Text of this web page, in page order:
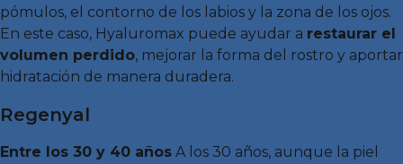
pómulos, el contorno de los labios y la zona de los ojos.
En este caso, Hyaluromax puede ayudar a restaurar el
volumen perdido, mejorar la forma del rostro y aportar
hidratación de manera duradera.
Regenyal
Entre los 30 y 40 años A los 30 años, aunque la piel